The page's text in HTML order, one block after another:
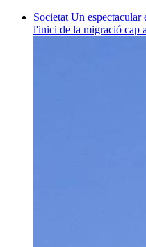
Societat Un espectacular
l'inici de la migració cap